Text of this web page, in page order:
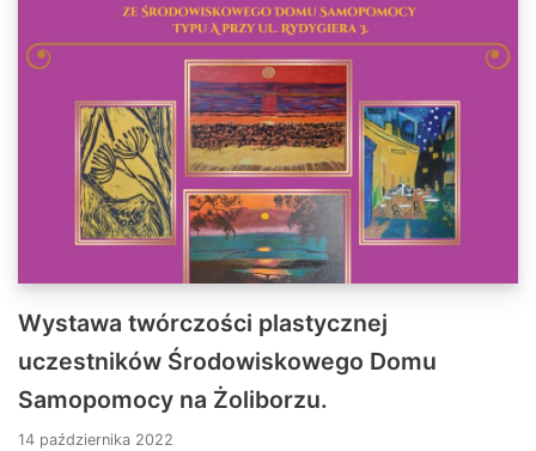
Wystawa twórczości plastycznej
uczestników Środowiskowego Domu
Samopomocy na Żoliborzu.
14 października 2022